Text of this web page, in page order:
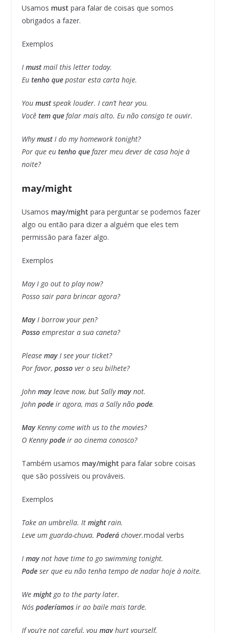
Usamos must para falar de coisas que somos
obrigados a fazer.
Exemplos
I mustmail this letter today.
Eu tenho quepostar esta carta hoje.
You mustspeak louder. I can’t hear you.
Você tem quefalar mais alto. Eu não consigo te ouvir.
WhymustI do my homework tonight?
Por que eu tenho quefazer meu dever de casa hoje à
noite?
may/might
Usamos may/might para perguntar se podemos fazer
algo ou então para dizer a alguém que eles tem
permissão para fazer algo.
Exemplos
May I go out to play now?
Posso sair para brincar agora?
MayI borrow your pen?
Possoemprestar a sua caneta?
Please mayI see your ticket?
Por favor, possover o seu bilhete?
John mayleave now, but Sallymaynot.
John podeir agora, mas a Sally não pode.
MayKenny come with us to the movies?
O Kennypodeir ao cinema conosco?
Também usamos may/might para falar sobre coisas
que são possíveis ou prováveis.
Exemplos
Take an umbrella. It mightrain.
Leve um guarda-chuva. Poderáchover.modal verbs
I maynot have time to go swimming tonight.
Podeser que eu não tenha tempo de nadar hoje à noite.
We mightgo to the party later.
Nós poderíamosir ao baile mais tarde.
If you’re not careful, you mayhurt yourself.